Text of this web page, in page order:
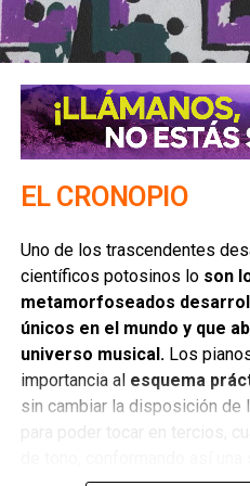
También lea:
Club de
Alma Barajas
ARTÍCULOS RELACIONADOS:
ESFUERZO
HUMILDAD
SIGUIENTE
de Emmanuel Gallegos D.
EL CRONOPIO
Uno de los trascendentes
científicos potosinos lo son
metamorfoseados
únicos en el mundo y que
universo musical.Los
importancia al esquema
sin cambiar la disposición de
para poder tocar en tercios,